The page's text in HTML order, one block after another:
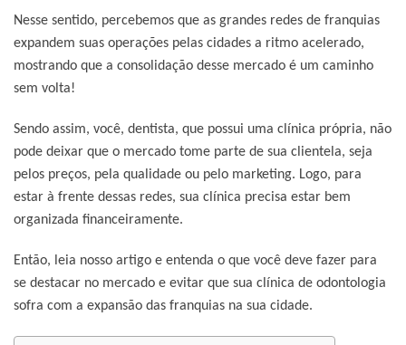
Nesse sentido, percebemos que as grandes redes de franquias
expandem suas operações pelas cidades a ritmo acelerado,
mostrando que a consolidação desse mercado é um caminho
sem volta!
Sendo assim, você, dentista, que possui uma clínica própria, não
pode deixar que o mercado tome parte de sua clientela, seja
pelos preços, pela qualidade ou pelo marketing. Logo, para
estar à frente dessas redes, sua clínica precisa estar bem
organizada financeiramente.
Então, leia nosso artigo e entenda o que você deve fazer para
se destacar no mercado e evitar que sua clínica de odontologia
sofra com a expansão das franquias na sua cidade.